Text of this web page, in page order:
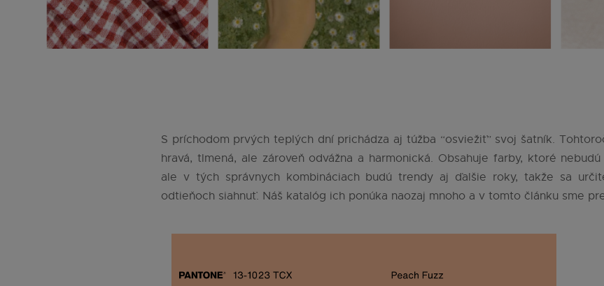
S príchodom prvých teplých dní prichádza aj túžba “osviežiť” svoj šatník.
hravá, tlmená, ale zároveň odvážna a harmonická. Obsahuje farby, ktoré
ale v tých správnych kombináciach budú trendy aj ďalšie roky, takže sa
odtieňoch siahnuť. Náš katalóg ich ponúka naozaj mnoho a v tomto článku sme